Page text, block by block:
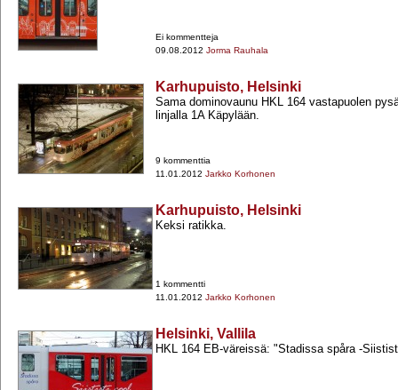
Ei kommentteja
09.08.2012 Jorma Rauhala
Karhupuisto, Helsinki
Sama dominovaunu HKL 164 vastapuolen
linjalla 1A Käpylään.
9 kommenttia
11.01.2012 Jarkko Korhonen
Karhupuisto, Helsinki
Keksi ratikka.
1 kommentti
11.01.2012 Jarkko Korhonen
Helsinki, Vallila
HKL 164 EB-​väreissä: "Stadissa spåra -​